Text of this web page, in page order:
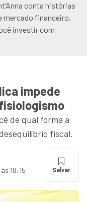
conta histórias
mercado financeiro,
investir com
impede
de qual forma a
fiscal.
18:15 Salvar